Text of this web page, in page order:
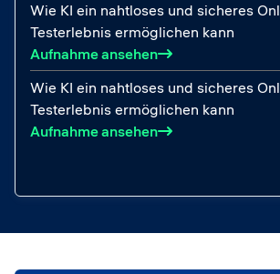
Wie KI ein nahtloses und sicheres
Testerlebnis ermöglichen kann
Aufnahme ansehen: Wie KI ein
Wie KI ein nahtloses und sicheres
Testerlebnis ermöglichen kann
Aufnahme ansehen: Wie KI ein